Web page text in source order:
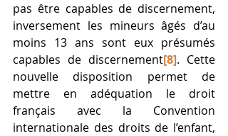
pas être capables de discernement,
inversement les mineurs âgés d’au
moins 13 ans sont eux présumés
capables de discernement[8]. Cette
nouvelle disposition permet de
mettre en adéquation le droit
français avec la Convention
internationale des droits de l’enfant,